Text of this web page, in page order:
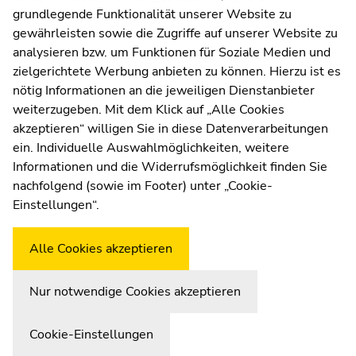
Anfahrt und Kontakt
Kommunikation und Öffentlichkeitsarbeit
Moodle
UNIGRAZonline
Impressum
Datenschutzerklärung
Cookie-Einstellungen
WetterstationUni Graz
Seitenbereiche
Seitenbereiche
grundlegende Funktionalität unserer Website zu
gewährleisten sowie die Zugriffe auf unserer Website zu
analysieren bzw. um Funktionen für Soziale Medien und
zielgerichtete Werbung anbieten zu können. Hierzu ist es
nötig Informationen an die jeweiligen Dienstanbieter
weiterzugeben. Mit dem Klick auf „Alle Cookies
akzeptieren“ willigen Sie in diese Datenverarbeitungen
ein. Individuelle Auswahlmöglichkeiten, weitere
Informationen und die Widerrufsmöglichkeit finden Sie
nachfolgend (sowie im Footer) unter „Cookie-
Einstellungen“.
Alle Cookies akzeptieren
Nur notwendige Cookies akzeptieren
Cookie-Einstellungen